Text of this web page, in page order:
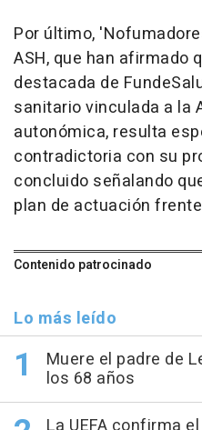
Por último,
ASH, que han afirmado
destacada de
sanitario vinculada a la
autonómica, resulta
contradictoria con su
concluido señalando
plan de actuación
Contenido patrocinado
Lo más leído
Muere el padre de
los 68 años